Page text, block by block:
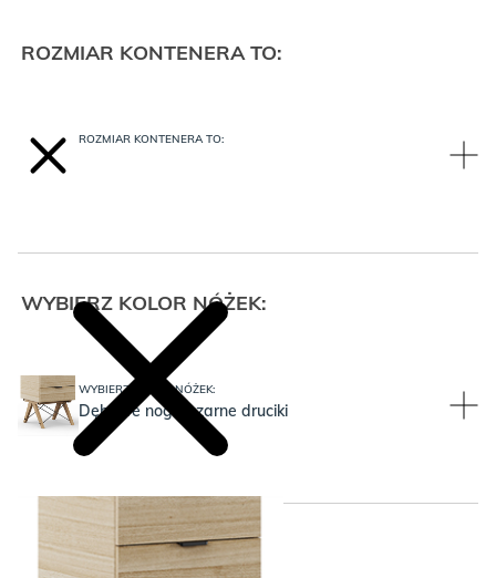
ROZMIAR KONTENERA TO:
ROZMIAR KONTENERA TO:
WYBIERZ KOLOR NÓŻEK:
WYBIERZ KOLOR NÓŻEK:
Dębowe nogi i czarne druciki
WYBRANY KOLOR: